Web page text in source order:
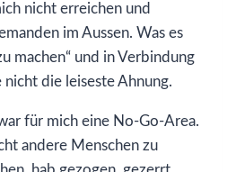
nicht erreichen und
im Aussen. Was es
machen“ und in Verbindung
die leiseste Ahnung.
für mich eine No-Go-Area.
andere Menschen zu